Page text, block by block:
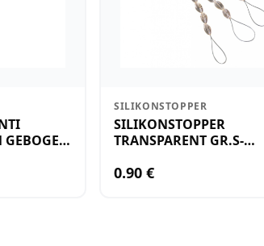
GEBOGEN
SILIKONSTOPPER
SILIKONSTOPPER
TRANSPARENT GR.S-
0.90 €